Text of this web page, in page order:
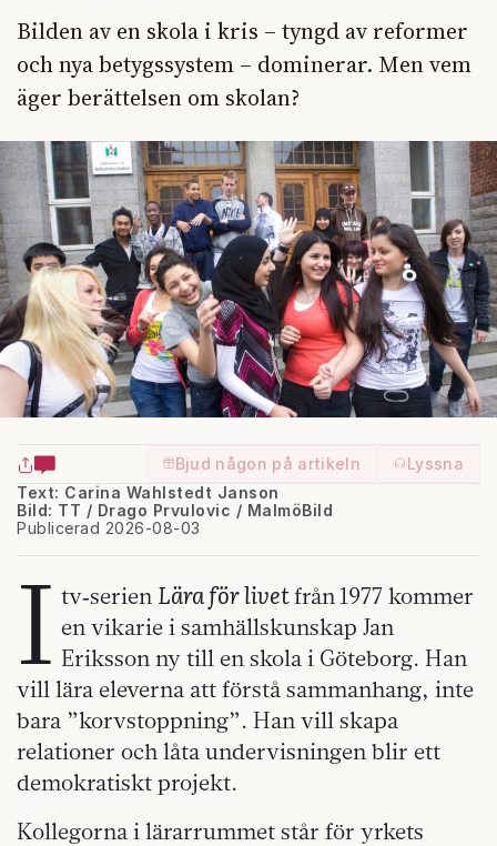
Bilden av en skola i kris – tyngd av reformer
och nya betygssystem – dominerar. Men vem
äger berättelsen om skolan?
Bjud någon på artikeln
Lyssna
Text: Carina Wahlstedt Janson
Publicerad 2026-08-03
Bild: TT / Drago Prvulovic / MalmöBild
I tv‑serien Lära för livetfrån1977 kommer
en vikarie i samhällskunskap Jan
Eriksson ny till en skola i Göteborg. Han
vill lära eleverna att förstå sammanhang, inte
bara ”korvstoppning”. Han vill skapa
relationer och låta undervisningen blir ett
demokratiskt projekt.
Kollegorna i lärarrummet står för yrkets